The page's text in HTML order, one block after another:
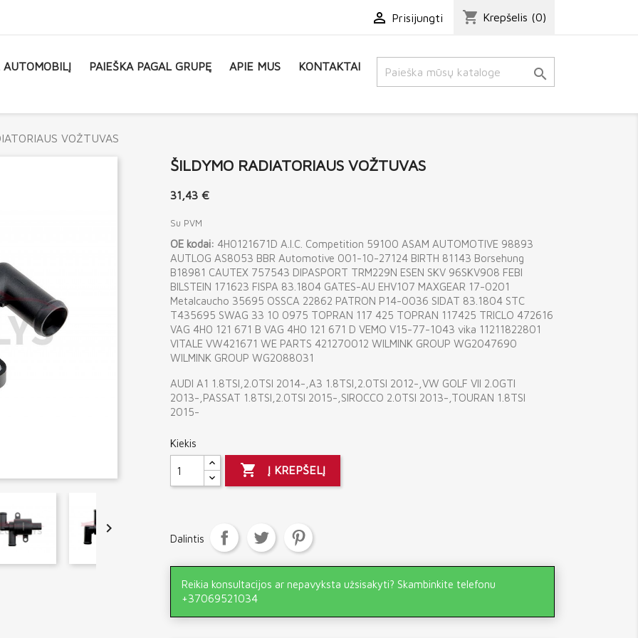
 Prisijungti shopping_cart Krepšelis (0)
AUTOMOBILĮ PAIEŠKA PAGAL GRUPĘ APIE MUS KONTAKTAI 
VOŽTUVAS

ŠILDYMO RADIATORIAUS VOŽTUVAS
31,43 €
Su PVM
OE kodai: 4H0121671D A.I.C. Competition 59100 ASAM AUTOMOTIVE 98893
AUTLOG AS8053 BBR Automotive 001-10-27124 BIRTH 81143 Borsehung
B18981 CAUTEX 757543 DIPASPORT TRM229N ESEN SKV 96SKV908 FEBI
BILSTEIN 171623 FISPA 83.1804 GATES-AU EHV107 MAXGEAR 17-0201
Metalcaucho 35695 OSSCA 22862 PATRON P14-0036 SIDAT 83.1804 STC
T435695 SWAG 33 10 0975 TOPRAN 117 425 TOPRAN 117425 TRICLO 472616
VAG 4H0 121 671 B VAG 4H0 121 671 D VEMO V15-77-1043 vika 11211822801
VITALE VW421671 WE PARTS 421270012 WILMINK GROUP WG2047690
WILMINK GROUP WG2088031
AUDI A1 1.8TSI,2.0TSI 2014-,A3 1.8TSI,2.0TSI 2012-,VW GOLF VII 2.0GTI
2013-,PASSAT 1.8TSI,2.0TSI 2015-,SIROCCO 2.0TSI 2013-,TOURAN 1.8TSI
2015-
Kiekis
 Į KREPŠELĮ
Dalintis
Reikia konsultacijos ar nepavyksta užsisakyti? Skambinkite telefonu
+37069521034